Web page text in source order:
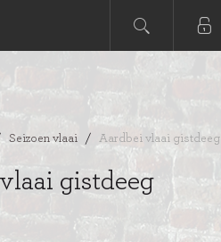
Seizoen vlaai / Aardbei vlaai gistdeeg
gistdeeg